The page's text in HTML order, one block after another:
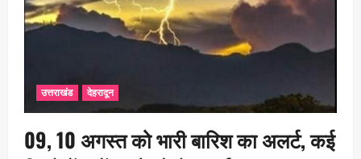
उत्तराखंड देहरादून
09, 10 अगस्त को भारी बारिश का अलर्ट, कई